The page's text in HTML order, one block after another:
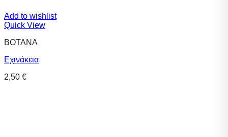
Add to wishlist
Quick View
ΒΟΤΑΝΑ
Εχινάκεια
2,50 €